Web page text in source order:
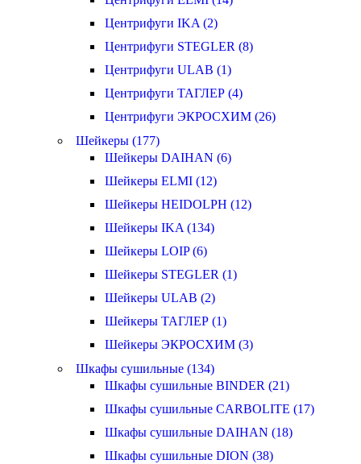
Центрифуги IKA (2)
Центрифуги STEGLER (8)
Центрифуги ULAB (1)
Центрифуги ТАГЛЕР (4)
Центрифуги ЭКРОСХИМ (26)
Шейкеры (177)
Шейкеры DAIHAN (6)
Шейкеры ELMI (12)
Шейкеры HEIDOLPH (12)
Шейкеры IKA (134)
Шейкеры LOIP (6)
Шейкеры STEGLER (1)
Шейкеры ULAB (2)
Шейкеры ТАГЛЕР (1)
Шейкеры ЭКРОСХИМ (3)
Шкафы сушильные (134)
Шкафы сушильные BINDER (21)
Шкафы сушильные CARBOLITE (17)
Шкафы сушильные DAIHAN (18)
Шкафы сушильные DION (38)